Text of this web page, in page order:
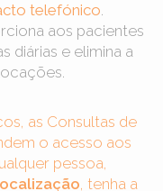
telefónico.
aos pacientes
diárias e elimina a
as Consultas de
o acesso aos
pessoa,
, tenha a